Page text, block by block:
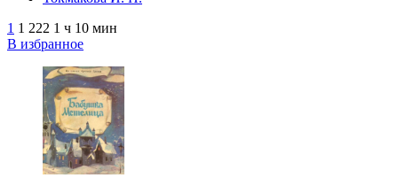
1 1 222 1 ч 10 мин
В избранное